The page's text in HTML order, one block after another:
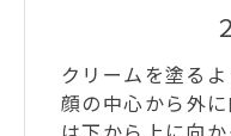
クリームを塗るよ
顔の中心から外